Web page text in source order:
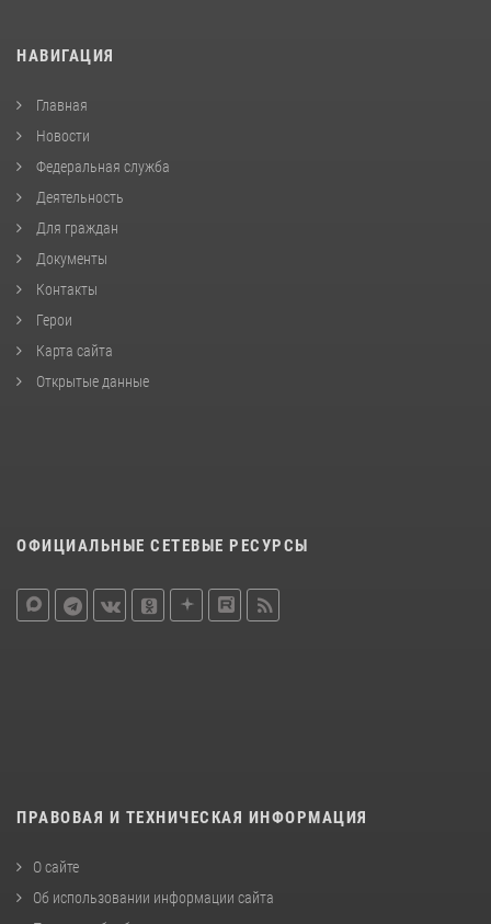
НАВИГАЦИЯ
Главная
Новости
Федеральная служба
Деятельность
Для граждан
Документы
Контакты
Герои
Карта сайта
Открытые данные
ОФИЦИАЛЬНЫЕ СЕТЕВЫЕ РЕСУРСЫ
ПРАВОВАЯ И ТЕХНИЧЕСКАЯ ИНФОРМАЦИЯ
О сайте
Об использовании информации сайта